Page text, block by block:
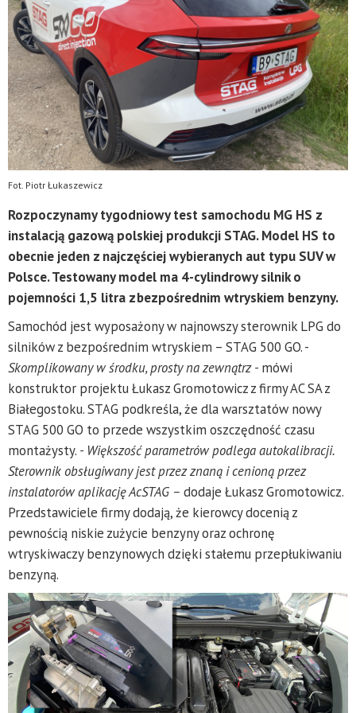
Fot. Piotr Łukaszewicz
Rozpoczynamy tygodniowy test samochodu MG HS z
instalacją gazową polskiej produkcji STAG. Model HS to
obecnie jeden z najczęściej wybieranych aut typu SUV w
Polsce. Testowany model ma 4-cylindrowy silnik o
pojemności 1,5 litra z bezpośrednim wtryskiem benzyny.
Samochód jest wyposażony w najnowszy sterownik LPG do
silników z bezpośrednim wtryskiem – STAG 500 GO. -
Skomplikowany w środku, prosty na zewnątrz - mówi
konstruktor projektu Łukasz Gromotowicz z firmy AC SA z
Białegostoku. STAG podkreśla, że dla warsztatów nowy
STAG 500 GO to przede wszystkim oszczędność czasu
montażysty. - Większość parametrów podlega autokalibracji.
Sterownik obsługiwany jest przez znaną i cenioną przez
instalatorów aplikację AcSTAG – dodaje Łukasz Gromotowicz.
Przedstawiciele firmy dodają, że kierowcy docenią z
pewnością niskie zużycie benzyny oraz ochronę
wtryskiwaczy benzynowych dzięki stałemu przepłukiwaniu
benzyną.